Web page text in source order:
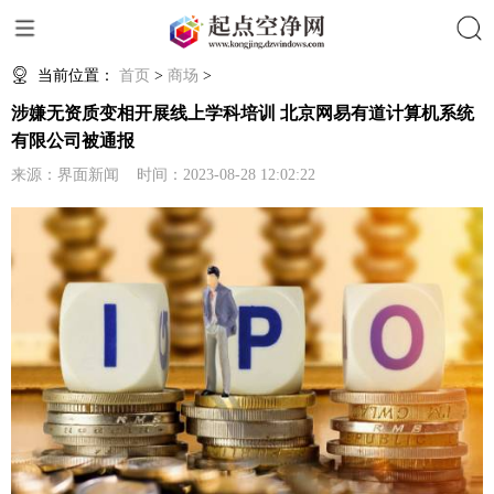
当前位置： 首页 > 商场 >
涉嫌无资质变相开展线上学科培训 北京网易有道计算机系统
有限公司被通报
来源：界面新闻 时间：2023-08-28 12:02:22